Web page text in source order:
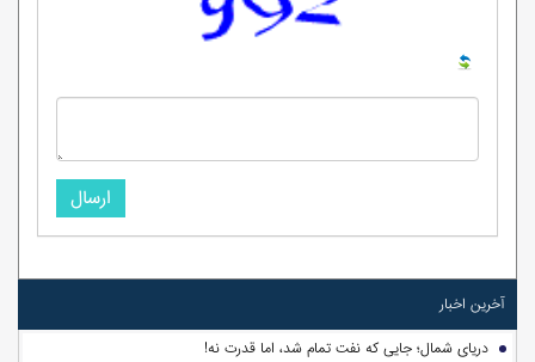
ارسال
آخرین اخبار
دریای شمال؛ جایی که نفت تمام شد، اما قدرت نه!